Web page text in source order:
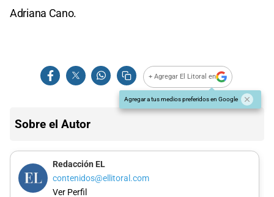
Adriana Cano.
+ Agregar El Litoral en
Agregar a tus medios preferidos en Google
Sobre el Autor
Redacción EL
contenidos@ellitoral.com
Ver Perfil